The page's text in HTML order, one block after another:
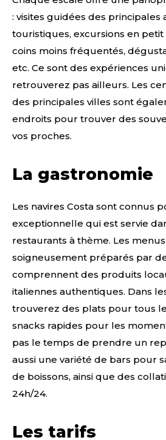
: visites guidées des principales
touristiques, excursions en
coins moins fréquentés,
etc. Ce sont des expériences
retrouverez pas ailleurs. Les
des principales villes sont
endroits pour trouver des
vos proches.
La gastronomie
Les navires Costa sont connus
exceptionnelle qui est servie
restaurants à thème. Les
soigneusement préparés par
comprennent des produits
italiennes authentiques. Dans
trouverez des plats pour tous
snacks rapides pour les
pas le temps de prendre un
aussi une variété de bars pour
de boissons, ainsi que des
24h/24.
Les tarifs